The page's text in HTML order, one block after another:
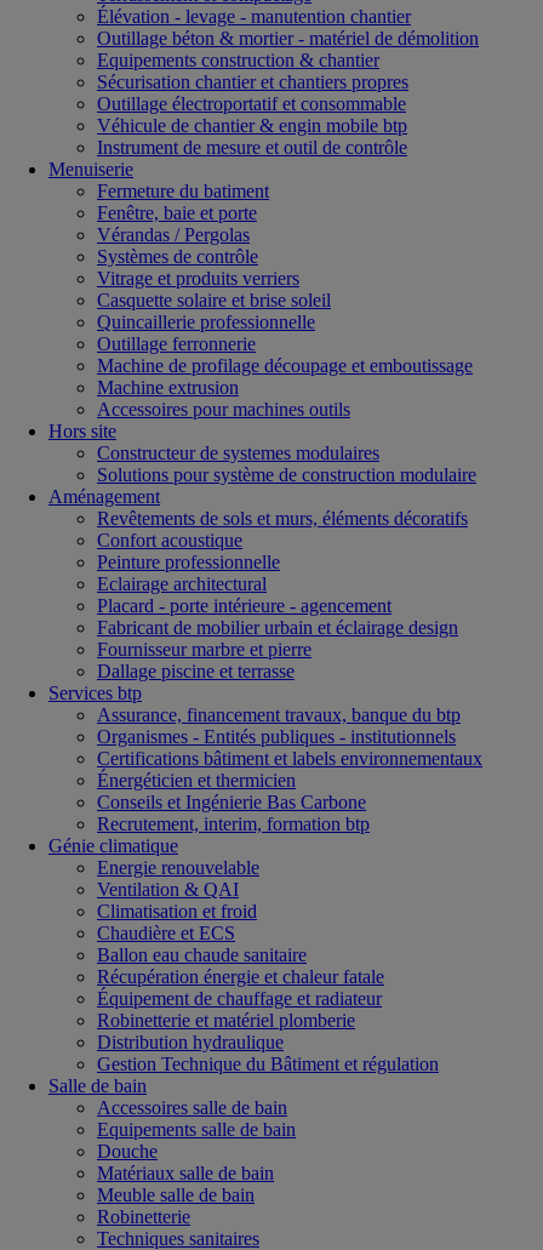
Élévation - levage - manutention chantier
Outillage béton & mortier - matériel de démolition
Equipements construction & chantier
Sécurisation chantier et chantiers propres
Outillage électroportatif et consommable
Véhicule de chantier & engin mobile btp
Instrument de mesure et outil de contrôle
Menuiserie
Fermeture du batiment
Fenêtre, baie et porte
Vérandas / Pergolas
Systèmes de contrôle
Vitrage et produits verriers
Casquette solaire et brise soleil
Quincaillerie professionnelle
Outillage ferronnerie
Machine de profilage découpage et emboutissage
Machine extrusion
Accessoires pour machines outils
Hors site
Constructeur de systemes modulaires
Solutions pour système de construction modulaire
Aménagement
Revêtements de sols et murs, éléments décoratifs
Confort acoustique
Peinture professionnelle
Eclairage architectural
Placard - porte intérieure - agencement
Fabricant de mobilier urbain et éclairage design
Fournisseur marbre et pierre
Dallage piscine et terrasse
Services btp
Assurance, financement travaux, banque du btp
Organismes - Entités publiques - institutionnels
Certifications bâtiment et labels environnementaux
Énergéticien et thermicien
Conseils et Ingénierie Bas Carbone
Recrutement, interim, formation btp
Génie climatique
Energie renouvelable
Ventilation & QAI
Climatisation et froid
Chaudière et ECS
Ballon eau chaude sanitaire
Récupération énergie et chaleur fatale
Équipement de chauffage et radiateur
Robinetterie et matériel plomberie
Distribution hydraulique
Gestion Technique du Bâtiment et régulation
Salle de bain
Accessoires salle de bain
Equipements salle de bain
Douche
Matériaux salle de bain
Meuble salle de bain
Robinetterie
Techniques sanitaires